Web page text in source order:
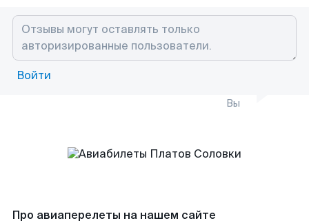
Войти
Вы
Про авиаперелеты на нашем сайте